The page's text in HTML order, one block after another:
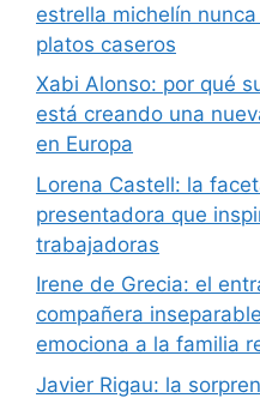
estrella michelín
platos caseros
Xabi Alonso: por qué
está creando una
en Europa
Lorena Castell: la
presentadora que
trabajadoras
Irene de Grecia: el
compañera
emociona a la familia
Javier Rigau: la